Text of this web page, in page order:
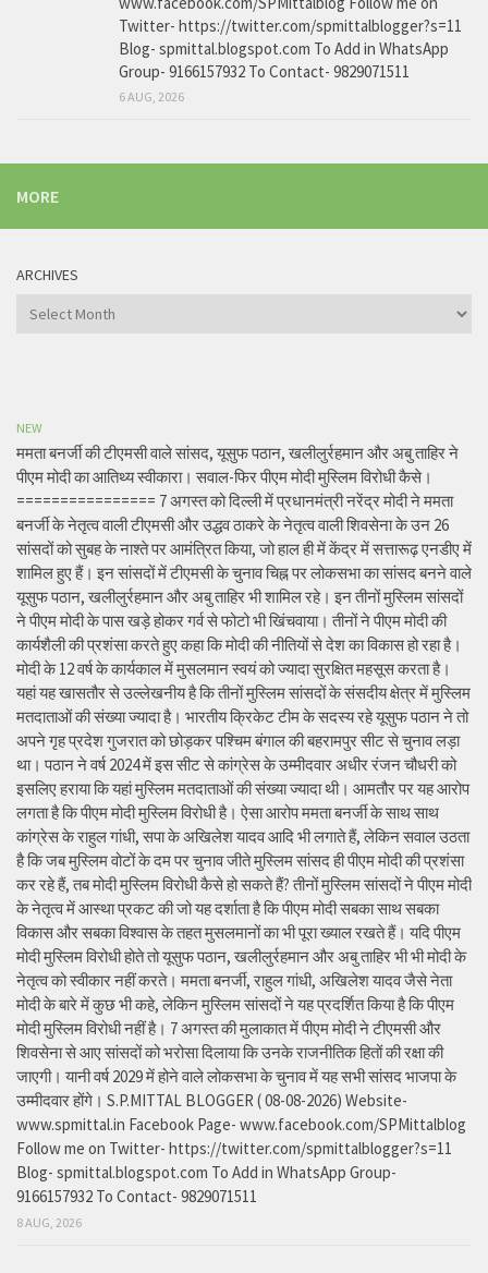
Twitter- https://twitter.com/spmittalblogger?s=11
Blog- spmittal.blogspot.com To Add in WhatsApp
Group- 9166157932 To Contact- 9829071511
6 AUG, 2026
MORE
ARCHIVES
Archives
NEW
ममता बनर्जी की टीएमसी वाले सांसद, यूसुफ पठान, खलीलुर्रहमान और अबु ताहिर ने
पीएम मोदी का आतिथ्य स्वीकारा। सवाल-फिर पीएम मोदी मुस्लिम विरोधी कैसे।
================ 7 अगस्त को दिल्ली में प्रधानमंत्री नरेंद्र मोदी ने ममता
बनर्जी के नेतृत्व वाली टीएमसी और उद्धव ठाकरे के नेतृत्व वाली शिवसेना के उन 26
सांसदों को सुबह के नाश्ते पर आमंत्रित किया, जो हाल ही में केंद्र में सत्तारूढ़ एनडीए में
शामिल हुए हैं। इन सांसदों में टीएमसी के चुनाव चिह्न पर लोकसभा का सांसद बनने वाले
यूसुफ पठान, खलीलुर्रहमान और अबु ताहिर भी शामिल रहे। इन तीनों मुस्लिम सांसदों
ने पीएम मोदी के पास खड़े होकर गर्व से फोटो भी खिंचवाया। तीनों ने पीएम मोदी की
कार्यशैली की प्रशंसा करते हुए कहा कि मोदी की नीतियों से देश का विकास हो रहा है।
मोदी के 12 वर्ष के कार्यकाल में मुसलमान स्वयं को ज्यादा सुरक्षित महसूस करता है।
यहां यह खासतौर से उल्लेखनीय है कि तीनों मुस्लिम सांसदों के संसदीय क्षेत्र में मुस्लिम
मतदाताओं की संख्या ज्यादा है। भारतीय क्रिकेट टीम के सदस्य रहे यूसुफ पठान ने तो
अपने गृह प्रदेश गुजरात को छोड़कर पश्चिम बंगाल की बहरामपुर सीट से चुनाव लड़ा
था। पठान ने वर्ष 2024 में इस सीट से कांग्रेस के उम्मीदवार अधीर रंजन चौधरी को
इसलिए हराया कि यहां मुस्लिम मतदाताओं की संख्या ज्यादा थी। आमतौर पर यह आरोप
लगता है कि पीएम मोदी मुस्लिम विरोधी है। ऐसा आरोप ममता बनर्जी के साथ साथ
कांग्रेस के राहुल गांधी, सपा के अखिलेश यादव आदि भी लगाते हैं, लेकिन सवाल उठता
है कि जब मुस्लिम वोटों के दम पर चुनाव जीते मुस्लिम सांसद ही पीएम मोदी की प्रशंसा
कर रहे हैं, तब मोदी मुस्लिम विरोधी कैसे हो सकते हैं? तीनों मुस्लिम सांसदों ने पीएम मोदी
के नेतृत्व में आस्था प्रकट की जो यह दर्शाता है कि पीएम मोदी सबका साथ सबका
विकास और सबका विश्वास के तहत मुसलमानों का भी पूरा ख्याल रखते हैं। यदि पीएम
मोदी मुस्लिम विरोधी होते तो यूसुफ पठान, खलीलुर्रहमान और अबु ताहिर भी भी मोदी के
नेतृत्व को स्वीकार नहीं करते। ममता बनर्जी, राहुल गांधी, अखिलेश यादव जैसे नेता
मोदी के बारे में कुछ भी कहे, लेकिन मुस्लिम सांसदों ने यह प्रदर्शित किया है कि पीएम
मोदी मुस्लिम विरोधी नहीं है। 7 अगस्त की मुलाकात में पीएम मोदी ने टीएमसी और
शिवसेना से आए सांसदों को भरोसा दिलाया कि उनके राजनीतिक हितों की रक्षा की
जाएगी। यानी वर्ष 2029 में होने वाले लोकसभा के चुनाव में यह सभी सांसद भाजपा के
उम्मीदवार होंगे। S.P.MITTAL BLOGGER ( 08-08-2026) Website-
www.spmittal.in Facebook Page- www.facebook.com/SPMittalblog
Follow me on Twitter- https://twitter.com/spmittalblogger?s=11
Blog- spmittal.blogspot.com To Add in WhatsApp Group-
9166157932 To Contact- 9829071511
8 AUG, 2026